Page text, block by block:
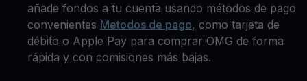
añade fondos a tu cuenta usando métodos de pago
convenientes Metodos de pago, como tarjeta de
débito o Apple Pay para comprar OMG de forma
rápida y con comisiones más bajas.